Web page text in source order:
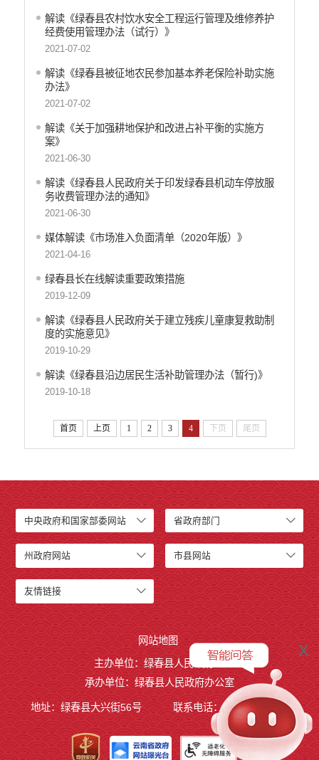
食品药品监督
产品质量
公共文化服务
义务教育
医疗卫生
统计信息
解读《绿春县农村饮水安全工程运行管理及维修养护
经费使用管理办法（试行）》
2021-07-02
解读《绿春县被征地农民参加基本养老保险补助实施
办法》
2021-07-02
解读《关于加强耕地保护和改进占补平衡的实施方
案》
2021-06-30
解读《绿春县人民政府关于印发绿春县机动车停放服
务收费管理办法的通知》
2021-06-30
媒体解读《市场准入负面清单（2020年版）》
2021-04-16
绿春县长在线解读重要政策措施
2019-12-09
解读《绿春县人民政府关于建立残疾儿童康复救助制
度的实施意见》
2019-10-29
解读《绿春县沿边居民生活补助管理办法（暂行)》
2019-10-18
首页 上页 1 2 3 4 下页 尾页
中央政府和国家部委网站 省政府部门
州政府网站 市县网站
友情链接
x
网站地图
主办单位：绿春县人民政府
承办单位：绿春县人民政府办公室
地址：绿春县大兴街56号 联系电话：0873-4221495